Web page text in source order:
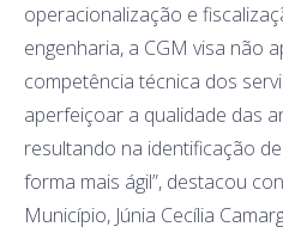
operacionalização e
engenharia, a CGM visa não
competência técnica dos
aperfeiçoar a qualidade das
resultando na identificação
forma mais ágil”, destacou
Município, Júnia Cecília